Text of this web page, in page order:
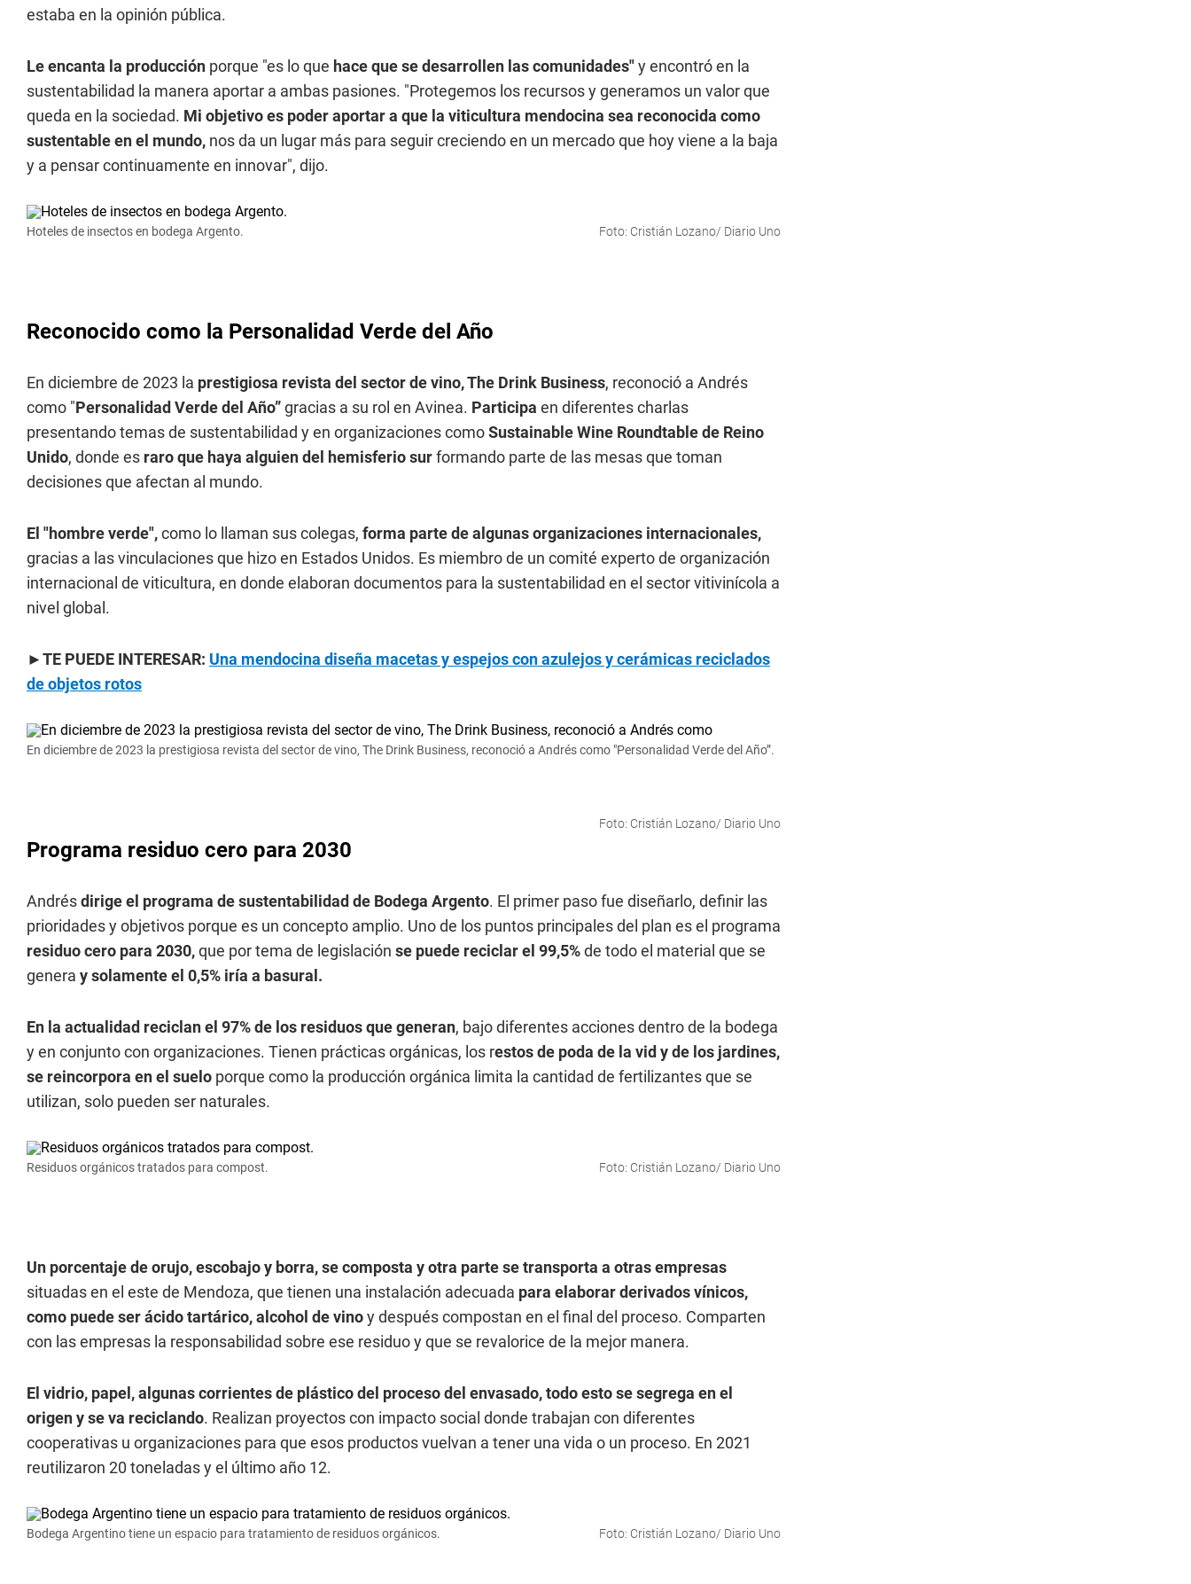
estaba en la opinión pública.
Le encanta la producción porque "es lo que hace que se desarrollen las comunidades"y encontró en la
sustentabilidad la manera aportar a ambas pasiones. "Protegemos los recursos y generamos un valor que
queda en la sociedad. Mi objetivo es poder aportar a que la viticultura mendocina sea reconocida como
sustentable en el mundo, nos da un lugar más para seguir creciendo en un mercado que hoy viene a la baja
y a pensar continuamente en innovar", dijo.
Hoteles de insectos en bodega Argento. Foto: Cristián Lozano/ Diario Uno
Reconocido como la Personalidad Verde del Año
En diciembre de 2023 la prestigiosa revista del sector de vino, The Drink Business, reconoció a Andrés
como "Personalidad Verde del Año”gracias a su rol en Avinea. Participa en diferentes charlas
presentando temas de sustentabilidad y en organizaciones comoSustainable Wine Roundtable de Reino
Unido, donde es raro que haya alguien del hemisferio surformando parte de las mesas que toman
decisiones que afectan al mundo.
El "hombre verde",como lo llaman sus colegas, forma parte de algunas organizaciones internacionales,
gracias a las vinculaciones que hizo en Estados Unidos. Es miembro de un comité experto de organización
internacional de viticultura, en donde elaboran documentos para la sustentabilidad en el sector vitivinícola a
nivel global.
►TE PUEDE INTERESAR: Una mendocina diseña macetas y espejos con azulejos y cerámicas reciclados
de objetos rotos
En diciembre de 2023 la prestigiosa revista del sector de vino, The Drink Business, reconoció a Andrés como "Personalidad Verde del Año”.
Foto: Cristián Lozano/ Diario Uno
Programa residuo cero para 2030
Andrésdirige el programa de sustentabilidad de Bodega Argento. El primer paso fue diseñarlo, definir las
prioridades y objetivos porque es un concepto amplio. Uno de los puntos principales del plan es el programa
residuo cero para 2030,que por tema de legislación se puede reciclar el 99,5%de todo el material que se
genera y solamente el 0,5% iría a basural.
En la actualidad reciclan el 97% de los residuos que generan, bajo diferentes acciones dentro de la bodega
y en conjunto con organizaciones. Tienen prácticas orgánicas, los restos de poda de la vid y de los jardines,
se reincorpora en el suelo porque como la producción orgánica limita la cantidad de fertilizantes que se
utilizan, solo pueden ser naturales.
Residuos orgánicos tratados para compost. Foto: Cristián Lozano/ Diario Uno
Un porcentaje de orujo, escobajo y borra, se composta y otra parte se transporta a otras empresas
situadas en el este de Mendoza, que tienen una instalación adecuada para elaborar derivados vínicos,
como puede ser ácido tartárico, alcohol de vinoy después compostan en el final del proceso. Comparten
con las empresas la responsabilidad sobre ese residuo y que se revalorice de la mejor manera.
El vidrio, papel, algunas corrientes de plástico del proceso del envasado, todo esto se segrega en el
origen y se va reciclando. Realizan proyectos con impacto social donde trabajan con diferentes
cooperativas u organizaciones para que esos productos vuelvan a tener una vida o un proceso. En 2021
reutilizaron 20 toneladas y el último año 12.
Bodega Argentino tiene un espacio para tratamiento de residuos orgánicos. Foto: Cristián Lozano/ Diario Uno